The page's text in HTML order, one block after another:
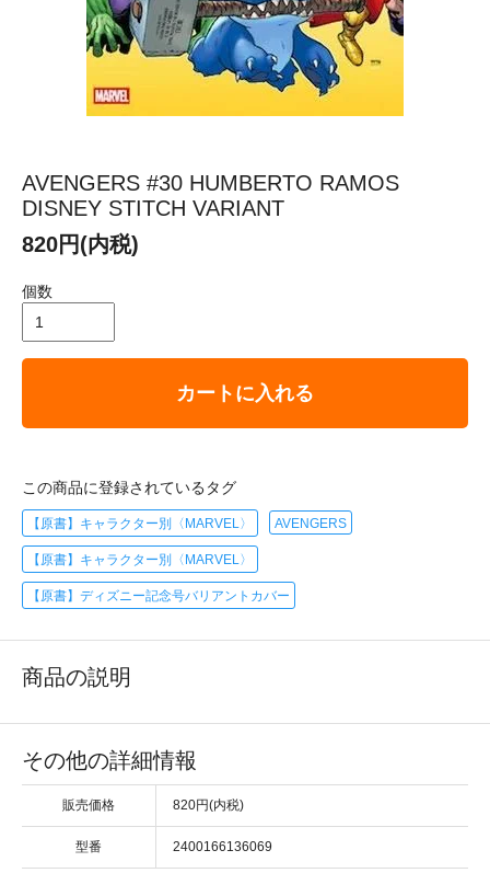
AVENGERS #30 HUMBERTO RAMOS
DISNEY STITCH VARIANT
820円(内税)
個数
カートに入れる
この商品に登録されているタグ
【原書】キャラクター別〈MARVEL〉 AVENGERS
【原書】キャラクター別〈MARVEL〉
【原書】ディズニー記念号バリアントカバー
商品の説明
その他の詳細情報
販売価格 820円(内税)
型番 2400166136069